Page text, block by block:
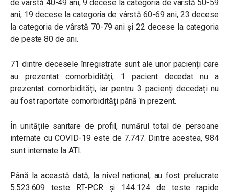
de vârstă 40-49 ani, 9 decese la categoria de vârstă 50-59
ani, 19 decese la categoria de vârstă 60-69 ani, 23 decese
la categoria de vârstă 70-79 ani și 22 decese la categoria
de peste 80 de ani.
71 dintre decesele înregistrate sunt ale unor pacienți care
au prezentat comorbidități, 1 pacient decedat nu a
prezentat comorbidități, iar pentru 3 pacienți decedați nu
au fost raportate comorbidități până în prezent.
În unitățile sanitare de profil, numărul total de persoane
internate cu COVID-19 este de 7.747. Dintre acestea, 984
sunt internate la ATI.
Până la această dată, la nivel național, au fost prelucrate
5.523.609 teste RT-PCR și 144.124 de teste rapide